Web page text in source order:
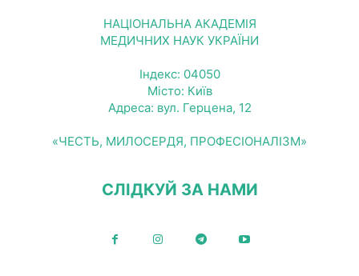
НАЦІОНАЛЬНА АКАДЕМІЯ
МЕДИЧНИХ НАУК УКРАЇНИ
Індекс: 04050
Місто: Київ
Адреса: вул. Герцена, 12
«ЧЕСТЬ, МИЛОСЕРДЯ, ПРОФЕСІОНАЛІЗМ»
СЛІДКУЙ ЗА НАМИ